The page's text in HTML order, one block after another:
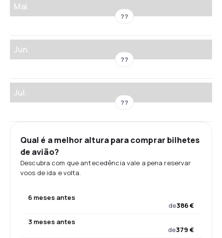
Mai.
??
Jun.
??
Jul.
??
Qual é a melhor altura para comprar bilhetes
de avião?
Descubra com que antecedência vale a pena reservar
voos de ida e volta.
6 meses antes
de386 €
3 meses antes
de379 €